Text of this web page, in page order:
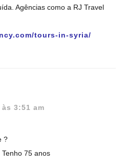
Agências como a RJ Travel
tours-in-syria/
3:51 am
?
75 anos